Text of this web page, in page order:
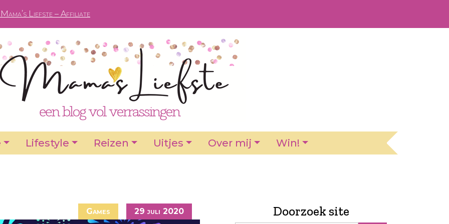
Liefste – Affiliate
Lifestyle Reizen Uitjes Over mij Win!
Games 29 juli 2020 Doorzoek site